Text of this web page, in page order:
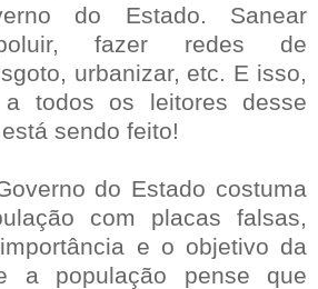
do Estado. Sanear
fazer redes de
urbanizar, etc. E isso,
a todos os leitores desse
sendo feito!
do Estado costuma
com placas falsas,
e o objetivo da
a população pense que